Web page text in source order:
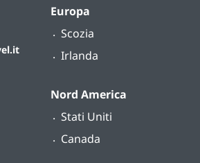
Europa
Scozia
Irlanda
Nord America
Stati Uniti
Canada